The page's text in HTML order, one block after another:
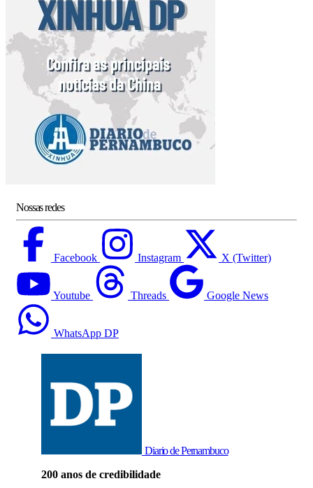
Nossas redes
Facebook Instagram X (Twitter)
Youtube Threads Google News
WhatsApp DP
Diario de Pernambuco
200 anos de credibilidade